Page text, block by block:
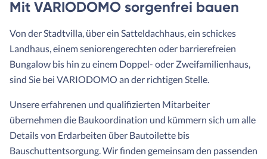
Mit VARIODOMO sorgenfrei bauen
Von der Stadtvilla, über ein Satteldachhaus, ein schickes
Landhaus, einem seniorengerechten oder barrierefreien
Bungalow bis hin zu einem Doppel- oder Zweifamilienhaus,
sind Sie bei VARIODOMO an der richtigen Stelle.
Unsere erfahrenen und qualifizierten Mitarbeiter
übernehmen die Baukoordination und kümmern sich um alle
Details von Erdarbeiten über Bautoilette bis
Bauschuttentsorgung. Wir finden gemeinsam den passenden